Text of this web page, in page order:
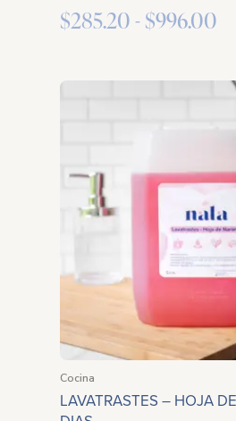
$285.20-$996.00
Cocina
LAVATRASTES – HOJA